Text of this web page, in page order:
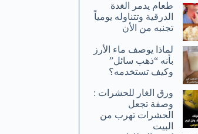
طعام يدمر الغدة
الدرقية وتتناوله يومياً
تجنبه من الأن
لماذا يوصف ماء الأرز
بأنه “ذهب سائل”
وكيف تستخدمه؟
ورق الغار للحشرات :
وصفة تجعل
الحشرات تهرب من
البيت